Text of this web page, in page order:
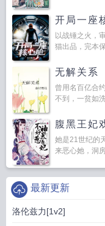
的异常。它们本身就是强大的
子，实则团宠苏爽控场大美人
装燃命后成神了无限txt百度
燃命后成神了无限免费阅读
起来
开局一座
以战锤之火，
猫出品，完本
无解关系
曾用名百亿合
不到，一贫如
腹黑王妃
她是21世纪的
来恶心她，洞
最新更新
洛伦兹力[1v2]